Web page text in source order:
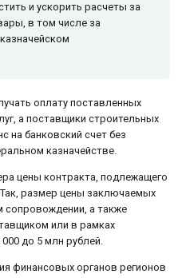
и ускорить расчеты за
в том числе за
оплату поставленных
а поставщики строительных
на банковский счет без
казначействе.
цены контракта, подлежащего
размер цены заключаемых
сопровождении, а также
или в рамках
до 5 млн рублей.
финансовых органов регионов